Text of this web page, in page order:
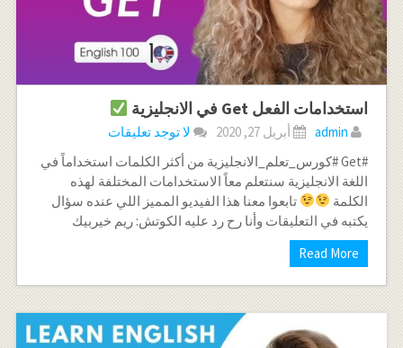
استخدامات الفعل Get في الانجليزية
admin أبريل 27, 2020
لا توجد تعليقات
#Get #كورس_تعلم_الانجليزية من أكثر الكلمات استخداماً في
اللغة الانجليزية سنتعلم معاً الاستخدامات المختلفة لهذه
الكلمة
تابعوا معنا هذا الفيديو المميز اللي عنده سؤال
يكتبه في التعليقات وأنا رح رد عليه الكوتش: ريم خيربيك
Read More